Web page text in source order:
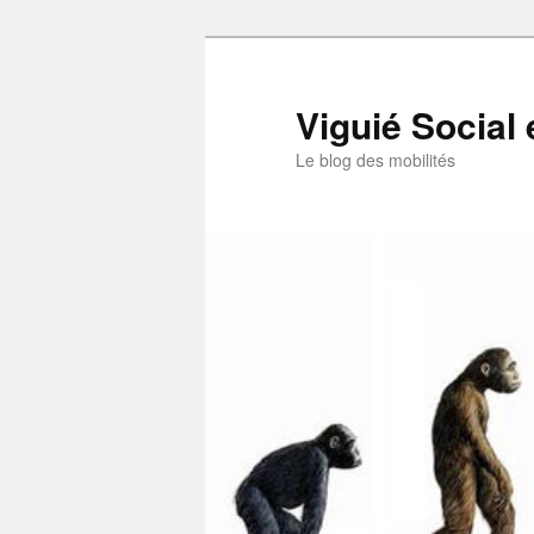
Viguié Social
Le blog des mobilités